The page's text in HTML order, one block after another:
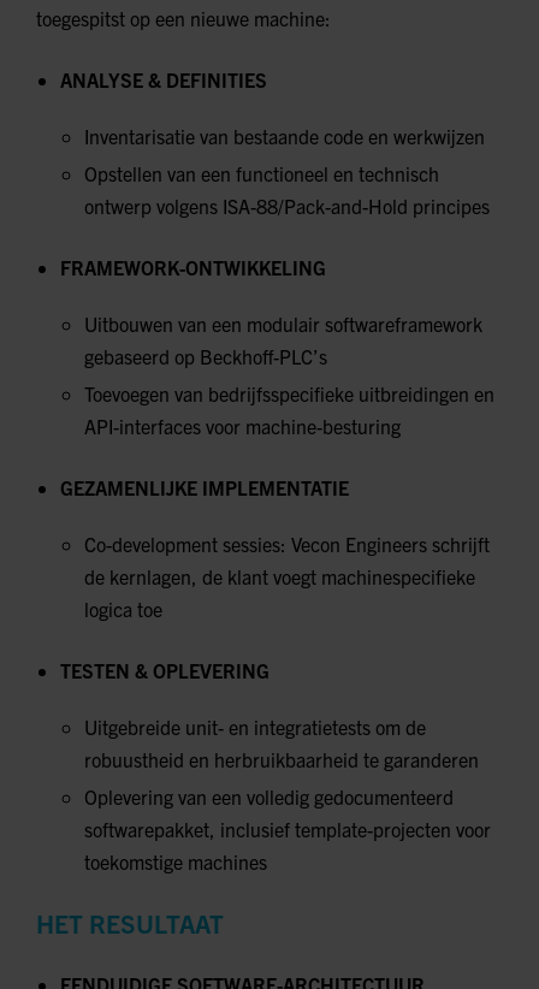
toegespitst op een nieuwe machine:
ANALYSE & DEFINITIES
Inventarisatie van bestaande code en werkwijzen
Opstellen van een functioneel en technisch
ontwerp volgens ISA-88/Pack-and-Hold principes
FRAMEWORK-ONTWIKKELING
Uitbouwen van een modulair softwareframework
gebaseerd op Beckhoff-PLC’s
Toevoegen van bedrijfsspecifieke uitbreidingen en
API-interfaces voor machine-besturing
GEZAMENLIJKE IMPLEMENTATIE
Co-development sessies: Vecon Engineers schrijft
de kernlagen, de klant voegt machinespecifieke
logica toe
TESTEN & OPLEVERING
Uitgebreide unit- en integratietests om de
robuustheid en herbruikbaarheid te garanderen
Oplevering van een volledig gedocumenteerd
softwarepakket, inclusief template-projecten voor
toekomstige machines
HET RESULTAAT